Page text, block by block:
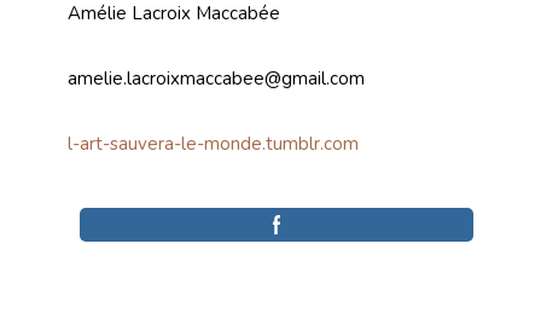
Amélie Lacroix Maccabée
amelie.lacroixmaccabee@gmail.com
l-art-sauvera-le-monde.tumblr.com